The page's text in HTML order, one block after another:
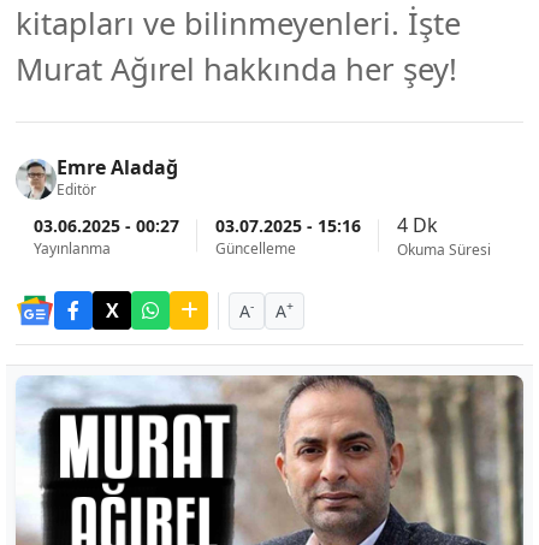
kitapları ve bilinmeyenleri. İşte
Murat Ağırel hakkında her şey!
Emre Aladağ
Editör
03.06.2025 - 00:27
Yayınlanma
03.07.2025 - 15:16
Güncelleme
4 Dk
Okuma Süresi
A- A+